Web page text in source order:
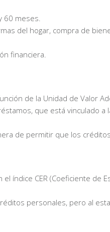
60 meses.
del hogar, compra de
financiera.
de la Unidad de Valor
que está vinculado a
de permitir que los
índice CER (Coeficiente de
personales, pero al